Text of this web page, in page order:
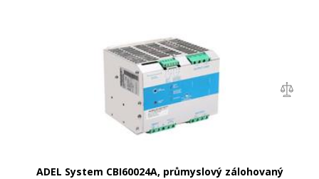
ADEL System CBI60024A, průmyslový zálohovaný